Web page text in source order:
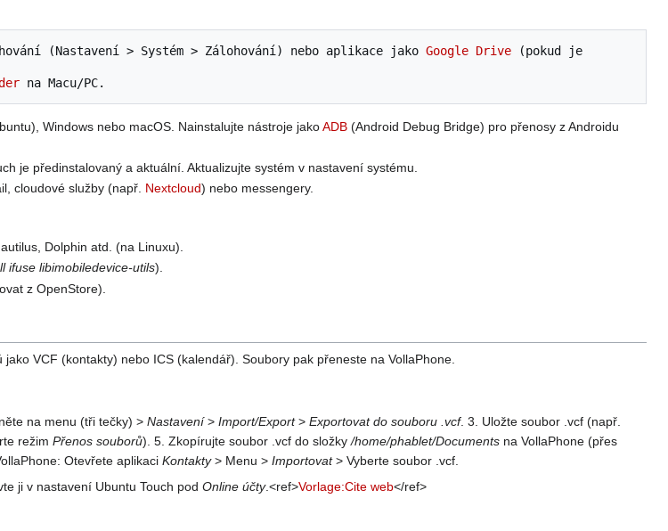
(Nastavení > Systém > Zálohování) nebo aplikace jako Google Drive (pokud je
Windows nebo macOS. Nainstalujte nástroje jakoADB (Android Debug Bridge) pro přenosy z Androidu
je předinstalovaný a aktuální. Aktualizujte systém v nastavení systému.
cloudové služby (např. Nextcloud) nebo messengery.
Dolphin atd. (na Linuxu).
ifuse libimobiledevice-utils).
z OpenStore).
VCF (kontakty) nebo ICS (kalendář). Soubory pak přeneste na VollaPhone.
na menu (tři tečky) > Nastavení> Import/Export> Exportovat do souboru .vcf. 3. Uložte soubor .vcf (např.
režim Přenos souborů). 5. Zkopírujte soubor .vcf do složky /home/phablet/Documents na VollaPhone (přes
Otevřete aplikaci Kontakty> Menu > Importovat> Vyberte soubor .vcf.
ji v nastavení Ubuntu Touch pod Online účty.<ref>Vorlage:Cite web</ref>